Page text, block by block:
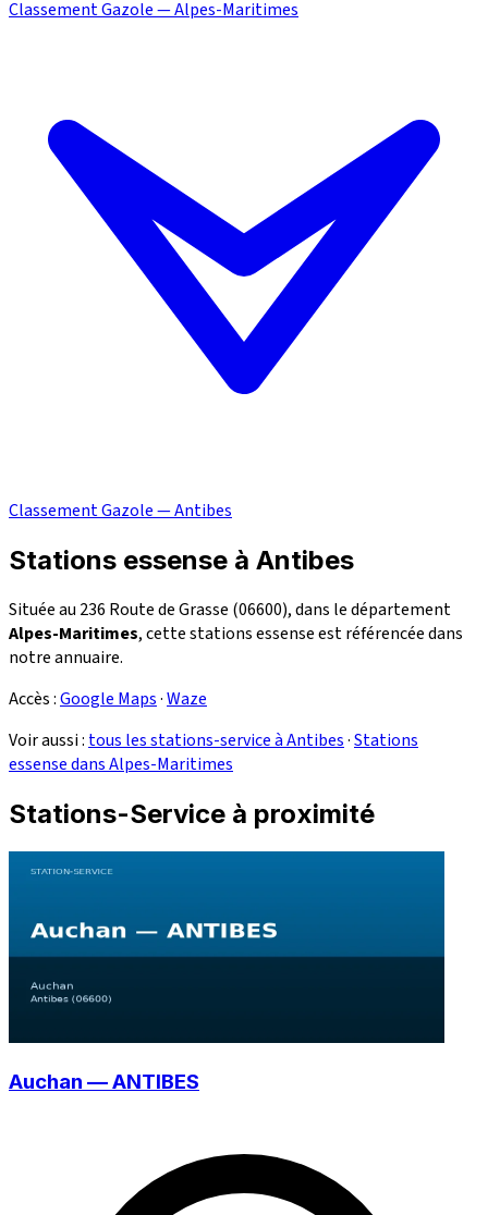
Classement Gazole — Alpes-Maritimes
Classement Gazole — Antibes
Stations essense à Antibes
Située au 236 Route de Grasse (06600), dans le département
Alpes-Maritimes, cette stations essense est référencée dans
notre annuaire.
Accès :Google Maps·Waze
Voir aussi : tous les stations-service à Antibes·Stations
essense dans Alpes-Maritimes
Stations-Service à proximité
Auchan — ANTIBES